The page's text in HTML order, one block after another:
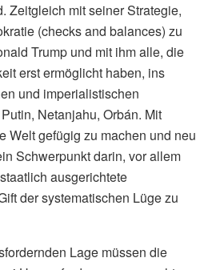
Zeitgleich mit seiner Strategie,
(checks and balances) zu
Trump und mit ihm alle, die
erst ermöglicht haben, ins
und imperialistischen
Netanjahu, Orbán. Mit
Welt gefügig zu machen und neu
Schwerpunkt darin, vor allem
ausgerichtete
der systematischen Lüge zu
Lage müssen die